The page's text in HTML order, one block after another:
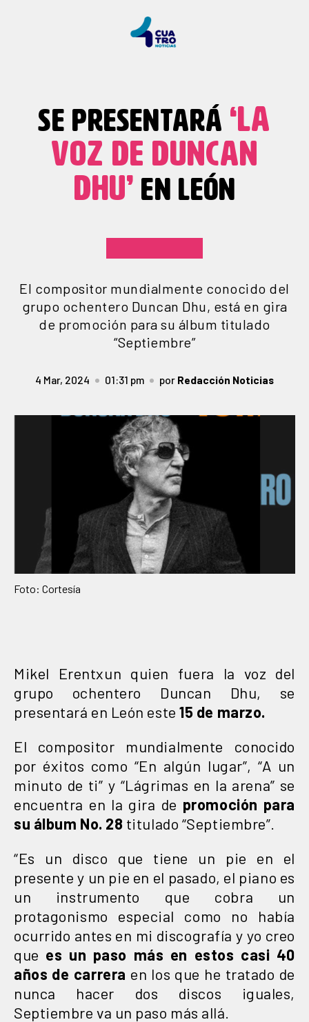
SE PRESENTARÁ ‘LA
VOZ DE DUNCAN
DHU’ EN LEÓN
El compositor mundialmente conocido del
grupo ochentero Duncan Dhu, está en gira
de promoción para su álbum titulado
“Septiembre”
4 Mar, 2024 01:31 pm por Redacción Noticias
Foto: Cortesía
Mikel Erentxun quien fuera la voz del
grupo ochentero Duncan Dhu, se
presentará en León este 15 de marzo.
El compositor mundialmente conocido
por éxitos como “En algún lugar”, “A un
minuto de ti” y “Lágrimas en la arena” se
encuentra en la gira de promoción para
su álbum No. 28 titulado “Septiembre”.
“Es un disco que tiene un pie en el
presente y un pie en el pasado, el piano es
un instrumento que cobra un
protagonismo especial como no había
ocurrido antes en mi discografía y yo creo
que es un paso más en estos casi 40
años de carrera en los que he tratado de
nunca hacer dos discos iguales,
Septiembre va un paso más allá.